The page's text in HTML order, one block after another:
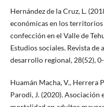
Hernández de la Cruz, L.
económicas en los
confección en el Valle de
Estudios sociales. Revista
desarrollo regional, 28(52),
Huamán Macha, V., Herrera
Parodi, J. (2020).